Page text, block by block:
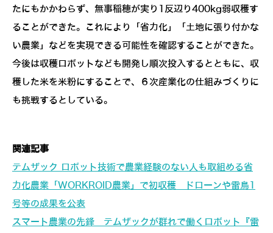
たにもかかわらず、無事稲穂が実り1反辺り400kg弱収穫す
ることができた。これにより「省力化」「土地に張り付かな
い農業」などを実現できる可能性を確認することができた。
今後は収穫ロボットなども開発し順次投入するとともに、収
穫した米を米粉にすることで、６次産業化の仕組みづくりに
も挑戦するとしている。
関連記事
テムザック ロボット技術で農業経験のない人も取組める省
力化農業「WORKROID農業」で初収穫 ドローンや雷鳥1
号等の成果を公表
スマート農業の先鋒 テムザックが群れで働くロボット『雷